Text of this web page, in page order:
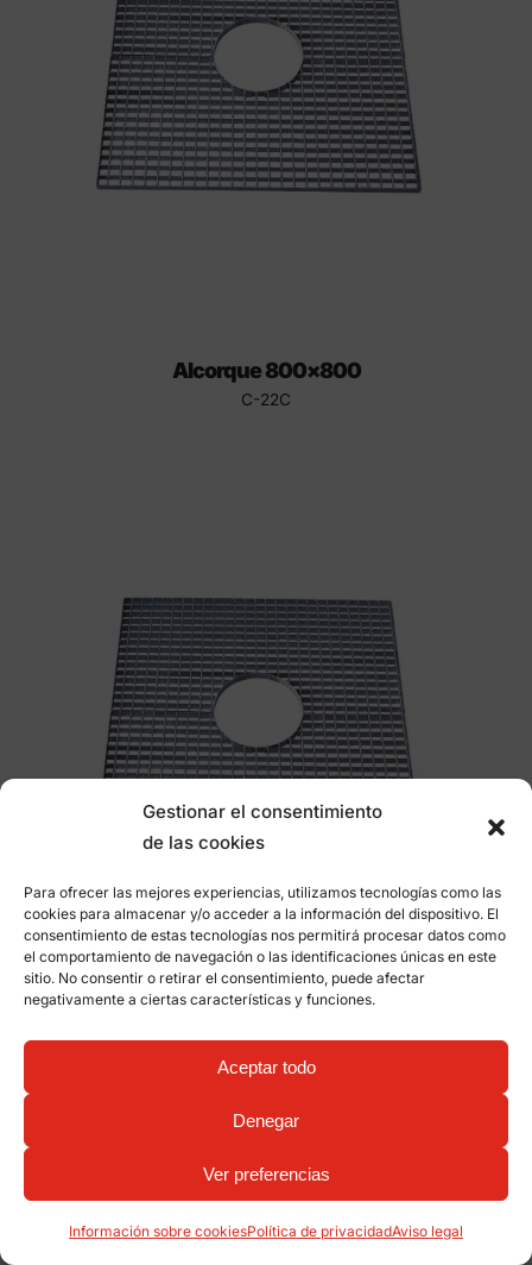
Gestionar el consentimiento
de las cookies
Para ofrecer las mejores experiencias, utilizamos tecnologías como las
cookies para almacenar y/o acceder a la información del dispositivo. El
consentimiento de estas tecnologías nos permitirá procesar datos como
el comportamiento de navegación o las identificaciones únicas en este
sitio. No consentir o retirar el consentimiento, puede afectar
negativamente a ciertas características y funciones.
Aceptar todo
Denegar
Ver preferencias
Información sobre cookiesPolítica de privacidadAviso legal
Alcorque 800×800
C-22C